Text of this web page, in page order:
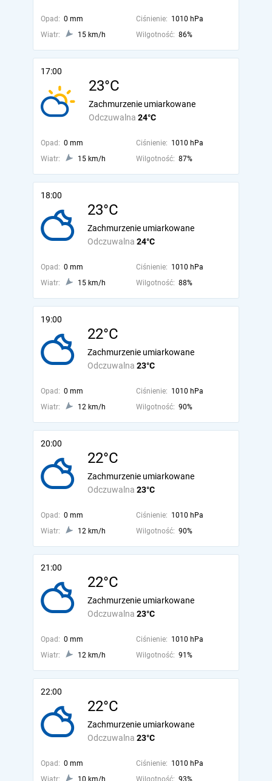
Opad: 0 mm Ciśnienie: 1010 hPa
Wiatr:
15 km/h Wilgotność: 86%
17:00
23°C
Odczuwalna 24°C
Zachmurzenie umiarkowane
Opad: 0 mm Ciśnienie: 1010 hPa
Wiatr:
15 km/h Wilgotność: 87%
18:00
23°C
Odczuwalna 24°C
Zachmurzenie umiarkowane
Opad: 0 mm Ciśnienie: 1010 hPa
Wiatr:
15 km/h Wilgotność: 88%
19:00
22°C
Odczuwalna 23°C
Zachmurzenie umiarkowane
Opad: 0 mm Ciśnienie: 1010 hPa
Wiatr:
12 km/h Wilgotność: 90%
20:00
22°C
Odczuwalna 23°C
Zachmurzenie umiarkowane
Opad: 0 mm Ciśnienie: 1010 hPa
Wiatr:
12 km/h Wilgotność: 90%
21:00
22°C
Odczuwalna 23°C
Zachmurzenie umiarkowane
Opad: 0 mm Ciśnienie: 1010 hPa
Wiatr:
12 km/h Wilgotność: 91%
22:00
22°C
Odczuwalna 23°C
Zachmurzenie umiarkowane
Opad: 0 mm Ciśnienie: 1010 hPa
Wiatr:
10 km/h Wilgotność: 93%